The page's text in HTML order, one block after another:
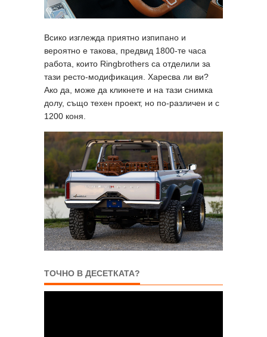
Всико изглежда приятно изпипано и
вероятно е такова, предвид 1800-те часа
работа, които Ringbrothers са отделили за
тази ресто-модификация. Харесва ли ви?
Ако да, може да кликнете и на тази снимка
долу, също техен проект, но по-различен и с
1200 коня.
ТОЧНО В ДЕСЕТКАТА?